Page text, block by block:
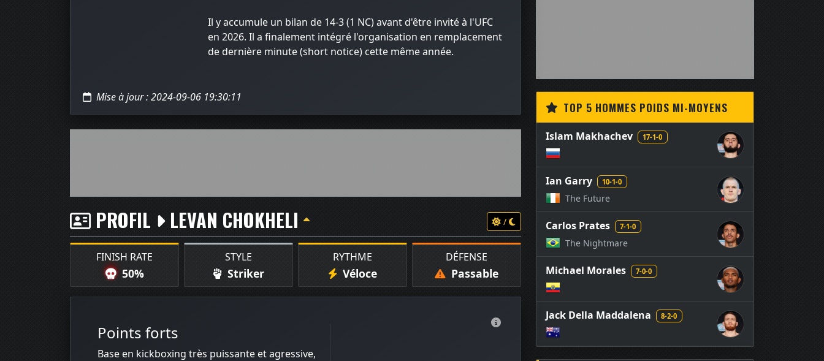
Il y accumule un bilan de 14-3 (1 NC) avant d'être invité à l'UFC
en 2026. Il a finalement intégré l'organisation en remplacement
de dernière minute (short notice) cette même année.
Mise à jour : 2024-09-06 19:30:11
PROFIL LEVAN CHOKHELI /
FINISH RATE
50%
STYLE
Striker
RYTHME
Véloce
DÉFENSE
Passable
Points forts
Base en kickboxing très puissante et agressive,
TOP 5 HOMMES POIDS MI-MOYENS
Islam Makhachev 17-1-0
Ian Garry 10-1-0
The Future
Carlos Prates 7-1-0
The Nightmare
Michael Morales 7-0-0
Jack Della Maddalena 8-2-0